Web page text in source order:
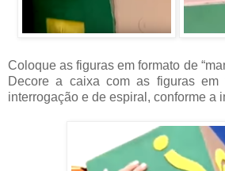
Coloque as figuras em formato de
Decore a caixa com as figuras em
interrogação e de espiral, conforme a